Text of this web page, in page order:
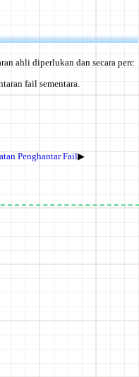
ahli diperlukan dan secara perc
fail sementara.
Penghantar Fail▶